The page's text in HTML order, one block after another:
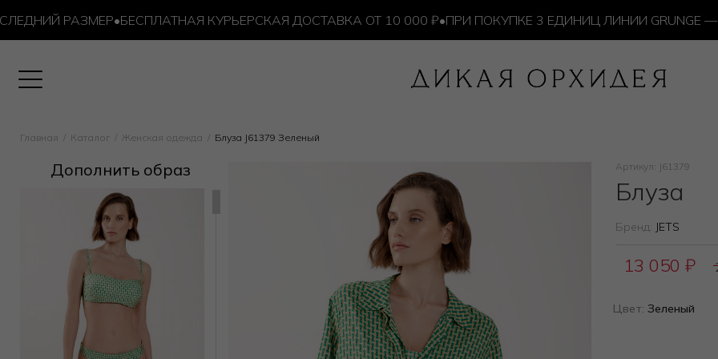
РАЗМЕР•БЕСПЛАТНАЯ КУРЬЕРСКАЯ ДОСТАВКА ОТ 10 000 ₽•ПРИ ПОКУПКЕ 3 ЕДИНИЦ ЛИНИИ GRUNGE —
Главная Каталог Женская одежда Блуза J61379 Зеленый
Дополнить образ Артикул: J61379
Блуза
Бренд: JETS
13 050 ₽
Цвет: Зеленый